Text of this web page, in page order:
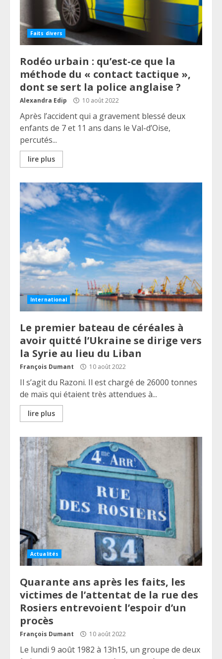
Faits divers
Rodéo urbain : qu’est-ce que la
méthode du « contact tactique »,
dont se sert la police anglaise ?
Alexandra Edip 10 août 2022
Après l’accident qui a gravement blessé deux
enfants de 7 et 11 ans dans le Val-d’Oise,
percutés...
lire plus
International
Le premier bateau de céréales à
avoir quitté l’Ukraine se dirige vers
la Syrie au lieu du Liban
François Dumant 10 août 2022
Il s’agit du Razoni. Il est chargé de 26000 tonnes
de maïs qui étaient très attendues à...
lire plus
Actualités
Quarante ans après les faits, les
victimes de l’attentat de la rue des
Rosiers entrevoient l’espoir d’un
procès
François Dumant 10 août 2022
Le lundi 9 août 1982 à 13h15, un groupe de deux